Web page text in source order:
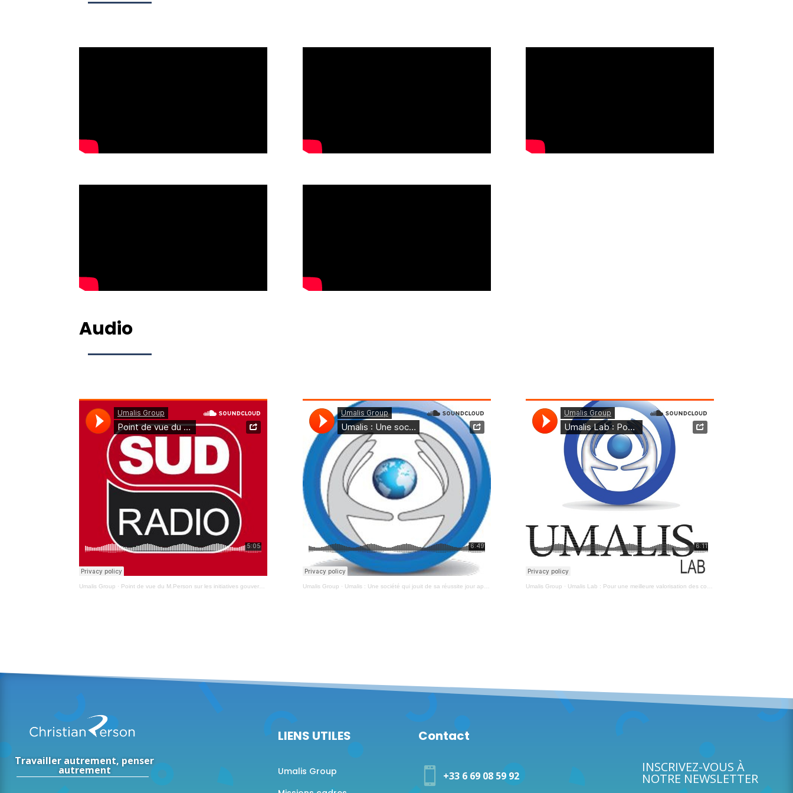
Audio
Umalis Group · Point de vue du M.Person sur les initiatives gouvernementales entreprises pour l’emploi Umalis Group · Umalis : Une société qui jouit de sa réussite jour après jour. Umalis Group · Umalis Lab : Pour une meilleure valorisation des compétences de nos chercheurs portés.
Travailler autrement, penser
autrement
LIENS UTILES
Umalis Group
Contact
 +33 6 69 08 59 92
INSCRIVEZ-VOUS À
NOTRE NEWSLETTER